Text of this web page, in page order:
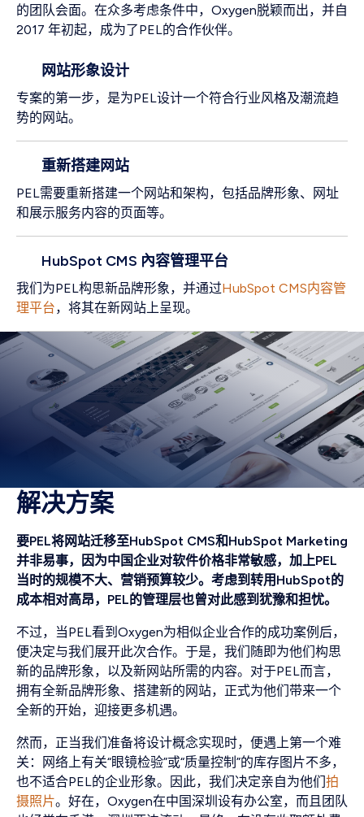
的团队会面。在众多考虑条件中，Oxygen脱颖而出，并自
2017 年初起，成为了PEL的合作伙伴。
网站形象设计
专案的第一步，是为PEL设计一个符合行业风格及潮流趋
势的网站。
重新搭建网站
PEL需要重新搭建一个网站和架构，包括品牌形象、网址
和展示服务内容的页面等。
HubSpot CMS 內容管理平台
我们为PEL构思新品牌形象，并通过HubSpot CMS内容管
理平台，将其在新网站上呈现。
解决方案
要PEL将网站迁移至HubSpot CMS和HubSpot Marketing
并非易事，因为中国企业对软件价格非常敏感，加上PEL
当时的规模不大、营销预算较少。考虑到转用HubSpot的
成本相对高昂，PEL的管理层也曾对此感到犹豫和担忧。
不过，当PEL看到Oxygen为相似企业合作的成功案例后，
便决定与我们展开此次合作。于是，我们随即为他们构思
新的品牌形象，以及新网站所需的内容。对于PEL而言，
拥有全新品牌形象、搭建新的网站，正式为他们带来一个
全新的开始，迎接更多机遇。
然而，正当我们准备将设计概念实现时，便遇上第一个难
关：网络上有关“眼镜检验”或“质量控制”的库存图片不多，
也不适合PEL的企业形象。因此，我们决定亲自为他们拍
摄照片。好在，Oxygen在中国深圳设有办公室，而且团队